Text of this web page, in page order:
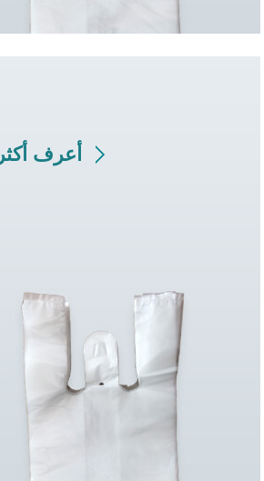
أعرف أكثر